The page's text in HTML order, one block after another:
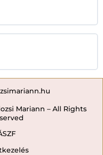
Mariann – All Rights